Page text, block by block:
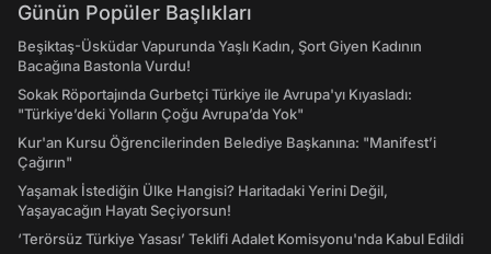
Günün Popüler Başlıkları
Beşiktaş-Üsküdar Vapurunda Yaşlı Kadın, Şort Giyen Kadının
Bacağına Bastonla Vurdu!
Sokak Röportajında Gurbetçi Türkiye ile Avrupa'yı Kıyasladı:
"Türkiye’deki Yolların Çoğu Avrupa’da Yok"
Kur'an Kursu Öğrencilerinden Belediye Başkanına: "Manifest’i
Çağırın"
Yaşamak İstediğin Ülke Hangisi? Haritadaki Yerini Değil,
Yaşayacağın Hayatı Seçiyorsun!
‘Terörsüz Türkiye Yasası’ Teklifi Adalet Komisyonu'nda Kabul Edildi